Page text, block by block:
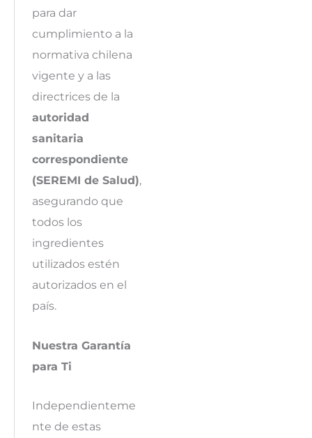
para dar
cumplimiento a la
normativa chilena
vigente y a las
directrices de la
autoridad
sanitaria
correspondiente
(SEREMI de Salud),
asegurando que
todos los
ingredientes
utilizados estén
autorizados en el
país.
Nuestra Garantía
para Ti
Independienteme
nte de estas